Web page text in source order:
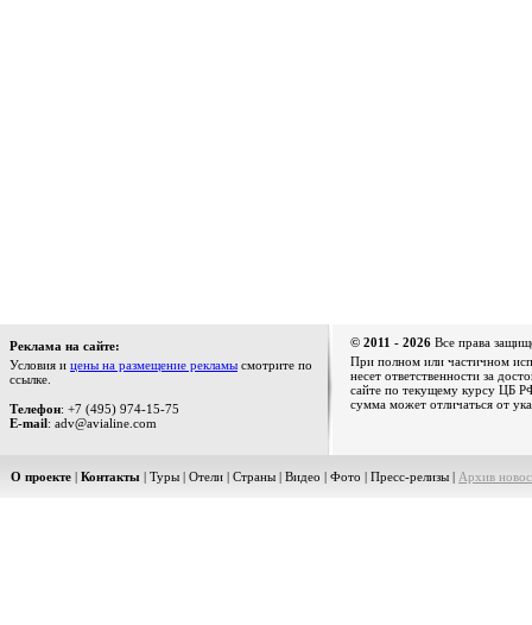
Реклама на сайте:
Условия и цены на размещение рекламы смотрите по
ссылке.
Телефон: +7 (495) 974-15-75
E-mail: adv@avialine.com
© 2011 - 2026 Все права
При полном или частичном
несет ответственности за
сайте по текущему курсу ЦБ
сумма может отличаться от
О проекте | Контакты | Туры | Отели | Страны | Видео | Фото | Пресс-релизы | Архив